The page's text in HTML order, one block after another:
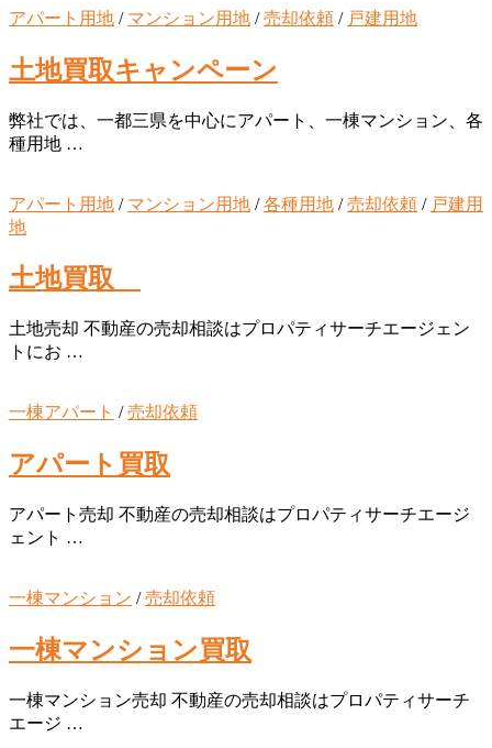
アパート用地 / マンション用地 /売却依頼 / 戸建用地
土地買取キャンペーン
弊社では、一都三県を中心にアパート、一棟マンション、各
種用地 …
アパート用地 / マンション用地 /各種用地 /売却依頼 / 戸建用
地
土地買取
土地売却 不動産の売却相談はプロパティサーチエージェン
トにお …
一棟アパート /売却依頼
アパート買取
アパート売却 不動産の売却相談はプロパティサーチエージ
ェント …
一棟マンション /売却依頼
一棟マンション買取
一棟マンション売却 不動産の売却相談はプロパティサーチ
エージ …